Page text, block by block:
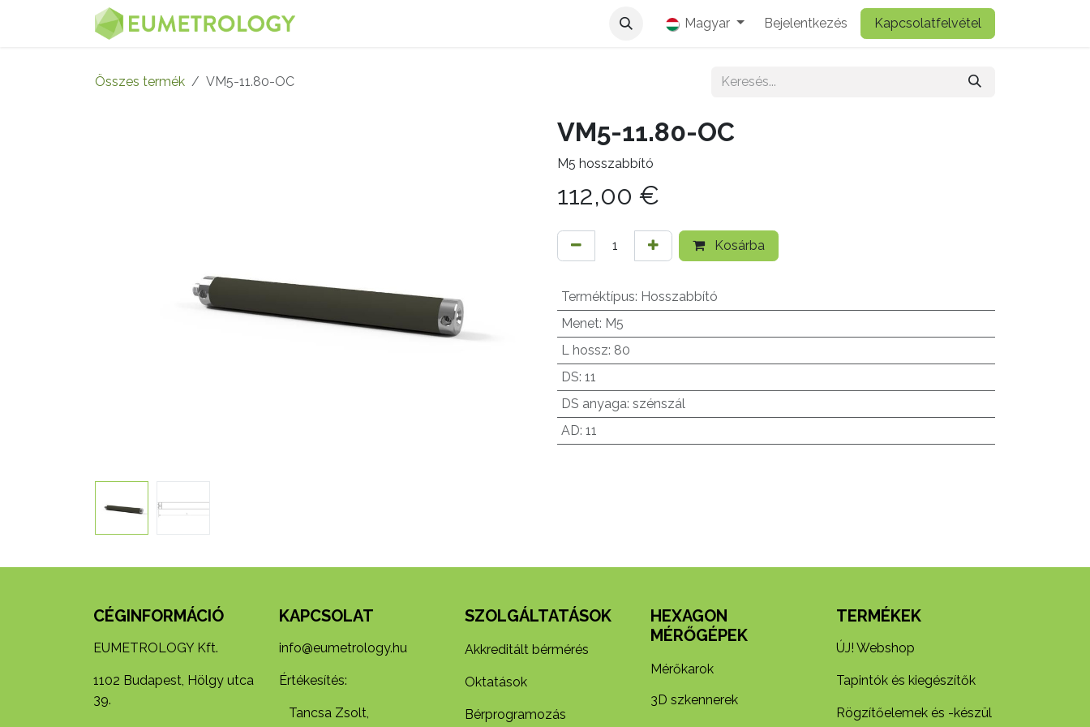
Kihagyás és továbblépés a tartalomhoz
Magyar Bejelentkezés Kapcsolatfelvétel
Összes termék VM5-11.80-OC
VM5-11.80-OC
M5 hosszabbító
112,00 €
Kosárba
Terméktípus: Hosszabbító
Menet: M5
L hossz: 80
DS: 11
DS anyaga: szénszál
AD: 11
CÉGINFORMÁCIÓ
EUMETROLOGY Kft.
1102 Budapest, Hölgy utca
39.
KAPCSOLAT
info@eumetrology.hu
Értékesítés:
Tancsa Zsolt,
SZOLGÁLTATÁSOK
Akkreditált bérmérés
Oktatások
Bérprogramozás
HEXAGON
MÉRŐGÉPEK
Mérőkarok
3D szkennerek
TERMÉKEK
ÚJ! Webshop
Tapintók és kiegészítők
Rögzítőelemek és -készül​